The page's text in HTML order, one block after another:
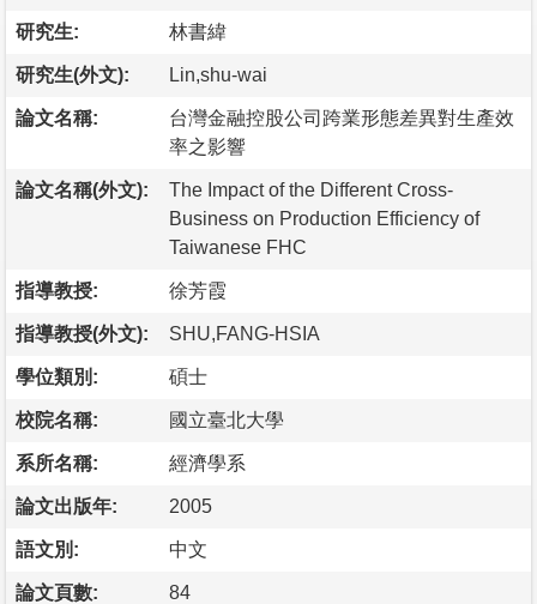
研究生: 林書緯
研究生(外文): Lin,shu-wai
論文名稱:
台灣金融控股公司跨業形態差異對生產效
率之影響
論文名稱(外文):
The Impact of the Different Cross-
Business on Production Efficiency of
Taiwanese FHC
指導教授: 徐芳霞
指導教授(外文): SHU,FANG-HSIA
學位類別: 碩士
校院名稱: 國立臺北大學
系所名稱: 經濟學系
論文出版年: 2005
語文別: 中文
論文頁數: 84